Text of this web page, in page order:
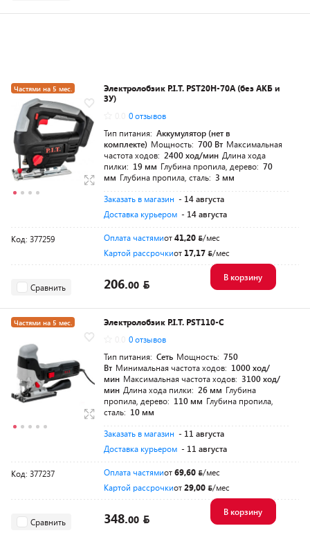
Частями на 5 мес.
Разумная цена
Электролобзик P.I.T. PST20H-70A (без АКБ и
ЗУ)
0 отзывов
Тип питания: Аккумулятор (нет в
комплекте) Мощность: 700 Вт Максимальная
частота ходов: 2400 ход/мин Длина хода
пилки: 19 мм Глубина пропила, дерево: 70
мм Глубина пропила, сталь: 3 мм
Заказать в магазин - 14 августа
Доставка курьером - 14 августа
Код: 377259 Оплата частямиот41,20
/мес
Картой рассрочкиот 17,17 /мес
Сравнить 206.00
В корзину
Частями на 5 мес.
Электролобзик P.I.T. PST110-C
0 отзывов
Тип питания: Сеть Мощность: 750
Вт Минимальная частота ходов: 1000 ход/
мин Максимальная частота ходов: 3100 ход/
мин Длина хода пилки: 26 мм Глубина
пропила, дерево: 110 мм Глубина пропила,
сталь: 10 мм
Заказать в магазин - 11 августа
Доставка курьером - 11 августа
Код: 377237 Оплата частямиот69,60
/мес
Картой рассрочкиот29,00 /мес
Сравнить 348.00
В корзину